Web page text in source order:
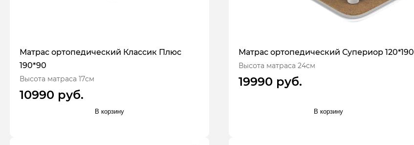
Матрас ортопедический Классик Плюс
190*90
Высота матраса 17см
10990 руб.
В корзину
Матрас ортопедический Супериор 120*190
Высота матраса 24см
19990 руб.
В корзину